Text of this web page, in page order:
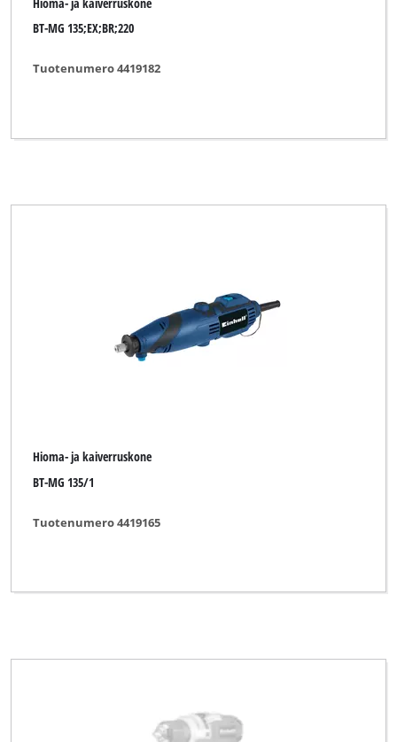
BT-MG 135;EX;BR;220
Tuotenumero 4419182
Hioma- ja kaiverruskone
BT-MG 135/1
Tuotenumero 4419165